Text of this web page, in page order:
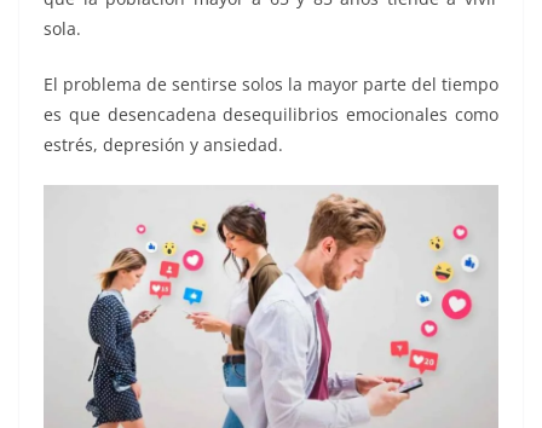
sola.
El problema de sentirse solos la mayor parte del tiempo
es que desencadena desequilibrios emocionales como
estrés, depresión y ansiedad.